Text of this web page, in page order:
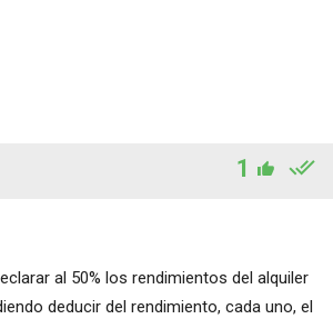
1
al 50% los rendimientos del alquiler
deducir del rendimiento, cada uno, el